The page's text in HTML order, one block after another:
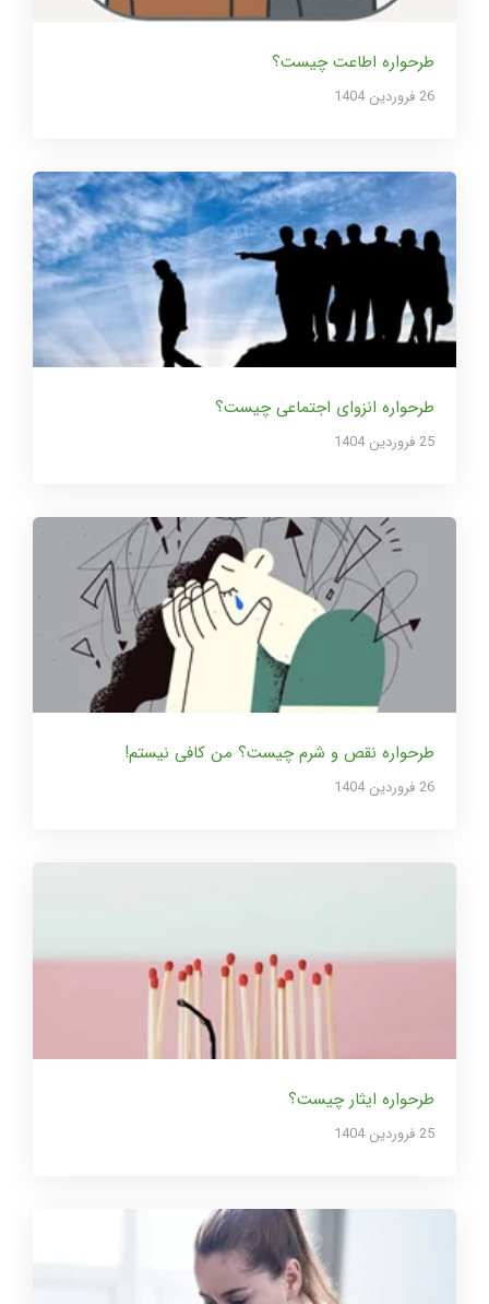
طرحواره اطاعت چیست؟
26 فروردین 1404
طرحواره انزوای اجتماعی چیست؟
25 فروردین 1404
طرحواره نقص و شرم چیست؟ من کافی نیستم!
26 فروردین 1404
طرحواره ایثار چیست؟
25 فروردین 1404